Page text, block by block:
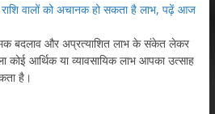
वालों को अचानक हो सकता है लाभ, पढ़ें आज
बदलाव और अप्रत्याशित लाभ के संकेत लेकर
आर्थिक या व्यावसायिक लाभ आपका उत्साह
है।